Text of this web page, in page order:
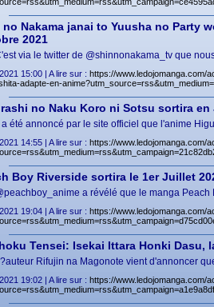
no Nakama janai to Yuusha no Party
2021
via le twitter de @shinnonakama_tv que
15:00 | A lire sur : https://www.ledojomanga.com/
adapte-en-
no Naku Koro ni Sotsu sortira en
a été annoncé par le site officiel que l'anime
14:55 | A lire sur : https://www.ledojomanga.com/
Boy Riverside sortira le 1er Juillet
a révélé que le manga
19:04 | A lire sur : https://www.ledojomanga.com/
Tensei: Isekai Ittara Honki Dasu,
Rifujin na Magonote vient d'annoncer
19:02 | A lire sur : https://www.ledojomanga.com/